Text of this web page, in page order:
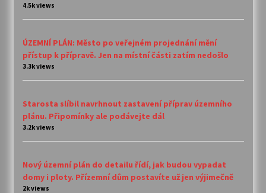
4.5k views
ÚZEMNÍ PLÁN: Město po veřejném projednání mění
přístup k přípravě. Jen na místní části zatím nedošlo
3.3k views
Starosta slíbil navrhnout zastavení příprav územního
plánu. Připomínky ale podávejte dál
3.2k views
Nový územní plán do detailu řídí, jak budou vypadat
domy i ploty. Přízemní dům postavíte už jen výjimečně
2k views